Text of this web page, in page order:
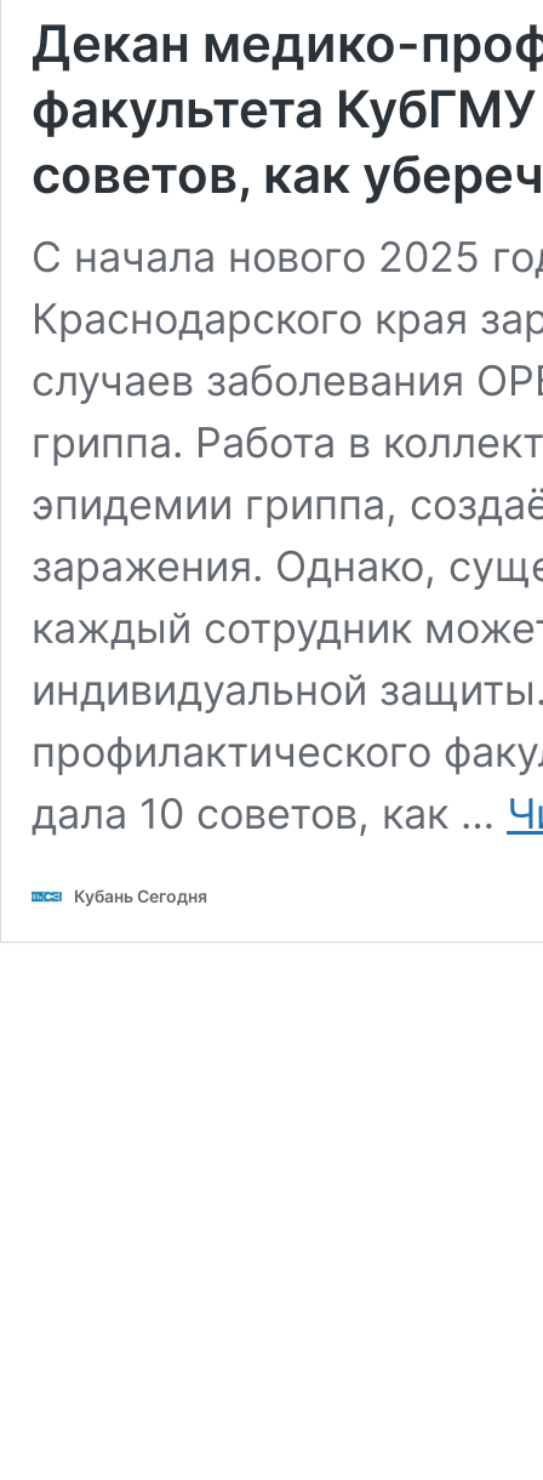
Декан медико-
факультета
советов, как
С начала нового 2025
Краснодарского края
случаев заболевания
гриппа. Работа в
эпидемии гриппа,
заражения. Однако,
каждый сотрудник
индивидуальной
профилактического
дала 10 советов, как …
Кубань Сегодня